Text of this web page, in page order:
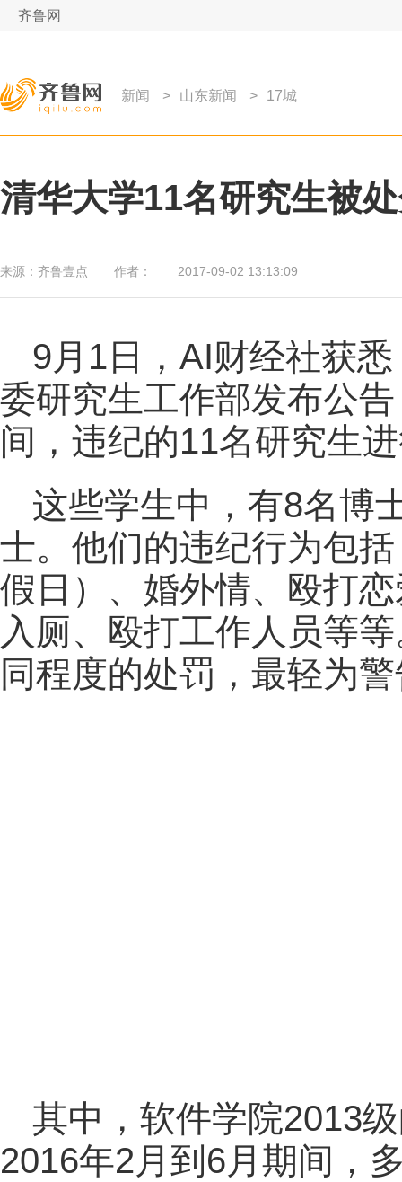
齐鲁网
新闻 > 山东新闻 > 17城
清华大学11名研究生被
来源： 齐鲁壹点 作者： 2017-09-02 13:13:09
9月1日，AI财经社获
委研究生工作部发布公
间，违纪的11名研究生
这些学生中，有8名博
士。他们的违纪行为包
假日）、婚外情、殴打
入厕、殴打工作人员等
同程度的处罚，最轻为
其中，软件学院2013
2016年2月到6月期间，